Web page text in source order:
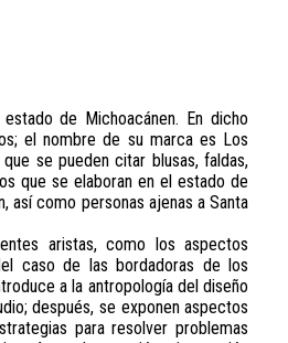
de Michoacánen. En dicho
el nombre de su marca es Los
se pueden citar blusas, faldas,
que se elaboran en el estado de
así como personas ajenas a Santa
aristas, como los aspectos
caso de las bordadoras de los
a la antropología del diseño
después, se exponen aspectos
para resolver problemas